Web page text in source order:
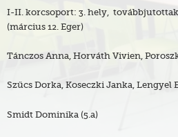
I-II. korcsoport: 3. hely, továbbjutottak
(március 12. Eger)
Tánczos Anna, Horváth Vivien,
Szűcs Dorka, Koseczki Janka, Lengyel
Smidt Dominika (5.a)